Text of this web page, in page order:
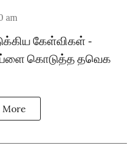
am
கேள்விகள் -
கொடுத்த தவெக
More